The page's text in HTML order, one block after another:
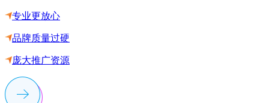
专业更放心
品牌质量过硬
庞大推广资源